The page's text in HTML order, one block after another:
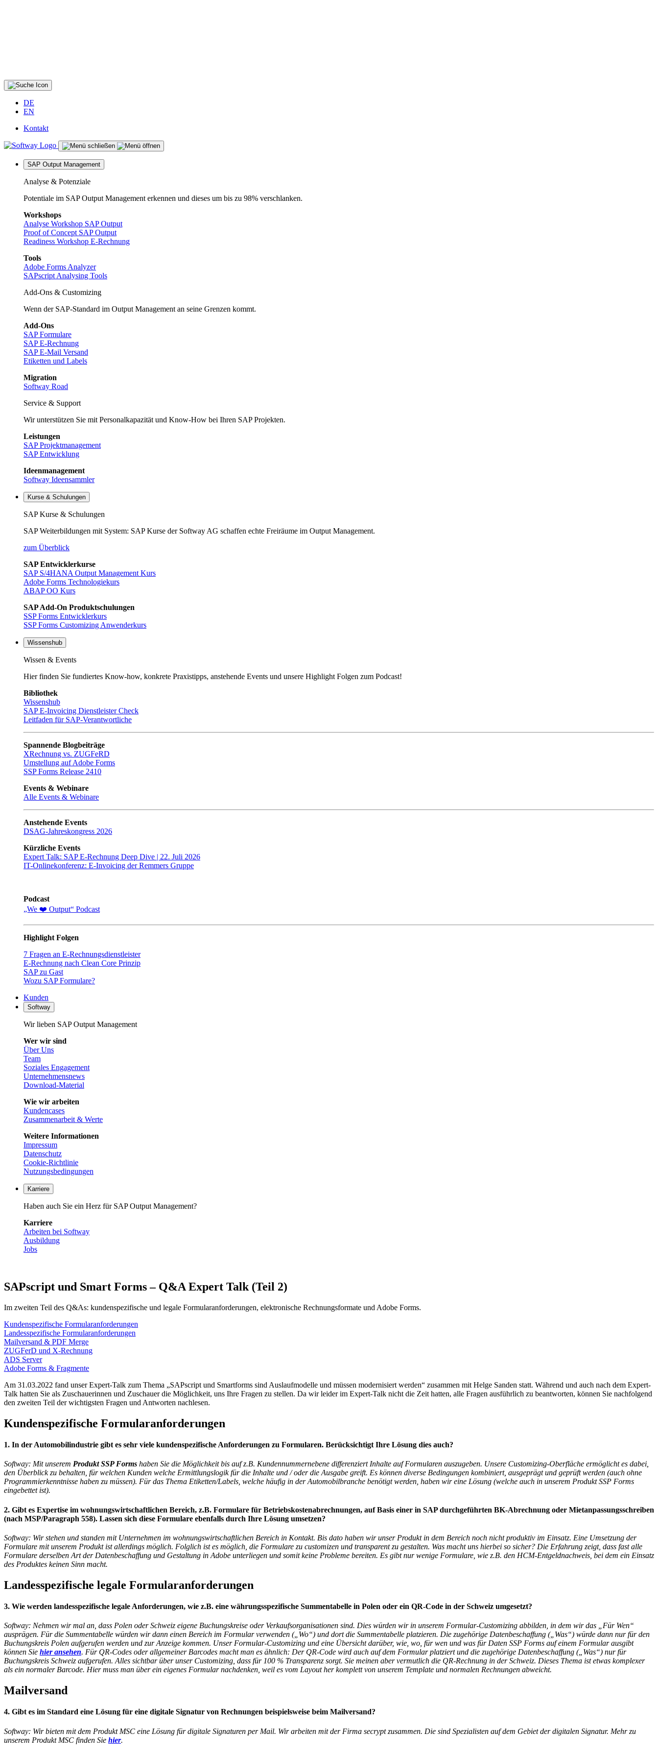
DE
EN
Kontakt
SAP Output Management
Analyse & Potenziale
Potentiale im SAP Output Management erkennen und dieses um bis zu 98% verschlanken.
Workshops
Analyse Workshop SAP Output
Proof of Concept SAP Output
Readiness Workshop E-Rechnung
Tools
Adobe Forms Analyzer
SAPscript Analysing Tools
Add-Ons & Customizing
Wenn der SAP-Standard im Output Management an seine Grenzen kommt.
Add-Ons
SAP Formulare
SAP E-Rechnung
SAP E-Mail Versand
Etiketten und Labels
Migration
Softway Road
Service & Support
Wir unterstützen Sie mit Personalkapazität und Know-How bei Ihren SAP Projekten.
Leistungen
SAP Projektmanagement
SAP Entwicklung
Ideenmanagement
Softway Ideensammler
Kurse & Schulungen
SAP Kurse & Schulungen
SAP Weiterbildungen mit System: SAP Kurse der Softway AG schaffen echte Freiräume im Output Management.
zum Überblick
SAP Entwicklerkurse
SAP S/4HANA Output Management Kurs
Adobe Forms Technologiekurs
ABAP OO Kurs
SAP Add-On Produktschulungen
SSP Forms Entwicklerkurs
SSP Forms Customizing Anwenderkurs
Wissenshub
Wissen & Events
Hier finden Sie fundiertes Know-how, konkrete Praxistipps, anstehende Events und unsere Highlight Folgen zum Podcast!
Bibliothek
Wissenshub
SAP E-Invoicing Dienstleister Check
Leitfaden für SAP-Verantwortliche
Spannende Blogbeiträge
XRechnung vs. ZUGFeRD
Umstellung auf Adobe Forms
SSP Forms Release 2410
Events & Webinare
Alle Events & Webinare
Anstehende Events
DSAG-Jahreskongress 2026
Kürzliche Events
Expert Talk: SAP E-Rechnung Deep Dive | 22. Juli 2026
IT-Onlinekonferenz: E-Invoicing der Remmers Gruppe
Podcast
„We ❤️ Output“ Podcast
Highlight Folgen
7 Fragen an E-Rechnungsdienstleister
E-Rechnung nach Clean Core Prinzip
SAP zu Gast
Wozu SAP Formulare?
Kunden
Softway
Wir lieben SAP Output Management
Wer wir sind
Über Uns
Team
Soziales Engagement
Unternehmensnews
Download-Material
Wie wir arbeiten
Kundencases
Zusammenarbeit & Werte
Weitere Informationen
Impressum
Datenschutz
Cookie-Richtlinie
Nutzungsbedingungen
Karriere
Haben auch Sie ein Herz für SAP Output Management?
Karriere
Arbeiten bei Softway
Ausbildung
Jobs
SAPscript und Smart Forms – Q&A Expert Talk (Teil 2)
Im zweiten Teil des Q&As: kundenspezifische und legale Formularanforderungen, elektronische Rechnungsformate und Adobe Forms.
Kundenspezifische Formularanforderungen
Landesspezifische Formularanforderungen
Mailversand & PDF Merge
ZUGFerD und X-Rechnung
ADS Server
Adobe Forms & Fragmente
Am 31.03.2022 fand unser Expert-Talk zum Thema „SAPscript und Smartforms sind Auslaufmodelle und müssen modernisiert werden“ zusammen mit Helge Sanden statt. Während und auch nach dem Expert-
Talk hatten Sie als Zuschauerinnen und Zuschauer die Möglichkeit, uns Ihre Fragen zu stellen. Da wir leider im Expert-Talk nicht die Zeit hatten, alle Fragen ausführlich zu beantworten, können Sie nachfolgend
den zweiten Teil der wichtigsten Fragen und Antworten nachlesen.
Kundenspezifische Formularanforderungen
1. In der Automobilindustrie gibt es sehr viele kundenspezifische Anforderungen zu Formularen. Berücksichtigt Ihre Lösung dies auch?
Softway: Mit unserem Produkt SSP Forms haben Sie die Möglichkeit bis auf z.B. Kundennummernebene differenziert Inhalte auf Formularen auszugeben. Unsere Customizing-Oberfläche ermöglicht es dabei,
den Überblick zu behalten, für welchen Kunden welche Ermittlungslogik für die Inhalte und / oder die Ausgabe greift. Es können diverse Bedingungen kombiniert, ausgeprägt und geprüft werden (auch ohne
Programmierkenntnisse haben zu müssen). Für das Thema Etiketten/Labels, welche häufig in der Automobilbranche benötigt werden, haben wir eine Lösung (welche auch in unserem Produkt SSP Forms
eingebettet ist).
2. Gibt es Expertise im wohnungswirtschaftlichen Bereich, z.B. Formulare für Betriebskostenabrechnungen, auf Basis einer in SAP durchgeführten BK-Abrechnung oder Mietanpassungsschreiben
(nach MSP/Paragraph 558). Lassen sich diese Formulare ebenfalls durch Ihre Lösung umsetzen?
Softway: Wir stehen und standen mit Unternehmen im wohnungswirtschaftlichen Bereich in Kontakt. Bis dato haben wir unser Produkt in dem Bereich noch nicht produktiv im Einsatz. Eine Umsetzung der
Formulare mit unserem Produkt ist allerdings möglich. Folglich ist es möglich, die Formulare zu customizen und transparent zu gestalten. Was macht uns hierbei so sicher? Die Erfahrung zeigt, dass fast alle
Formulare derselben Art der Datenbeschaffung und Gestaltung in Adobe unterliegen und somit keine Probleme bereiten. Es gibt nur wenige Formulare, wie z.B. den HCM-Entgeldnachweis, bei dem ein Einsatz
des Produktes keinen Sinn macht.
Landesspezifische legale Formularanforderungen
3. Wie werden landesspezifische legale Anforderungen, wie z.B. eine währungsspezifische Summentabelle in Polen oder ein QR-Code in der Schweiz umgesetzt?
Softway: Nehmen wir mal an, dass Polen oder Schweiz eigene Buchungskreise oder Verkaufsorganisationen sind. Dies würden wir in unserem Formular-Customizing abbilden, in dem wir das „Für Wen“
ausprägen. Für die Summentabelle würden wir dann einen Bereich im Formular verwenden („Wo“) und dort die Summentabelle platzieren. Die zugehörige Datenbeschaffung („Was“) würde dann nur für den
Buchungskreis Polen aufgerufen werden und zur Anzeige kommen. Unser Formular-Customizing und eine Übersicht darüber, wie, wo, für wen und was für Daten SSP Forms auf einem Formular ausgibt
können Sie hier ansehen. Für QR-Codes oder allgemeiner Barcodes macht man es ähnlich: Der QR-Code wird auch auf dem Formular platziert und die zugehörige Datenbeschaffung („Was“) nur für
Buchungskreis Schweiz aufgerufen. Alles sichtbar über unser Customizing, dass für 100 % Transparenz sorgt. Sie meinen aber vermutlich die QR-Rechnung in der Schweiz. Dieses Thema ist etwas komplexer
als ein normaler Barcode. Hier muss man über ein eigenes Formular nachdenken, weil es vom Layout her komplett von unserem Template und normalen Rechnungen abweicht.
Mailversand
4. Gibt es im Standard eine Lösung für eine digitale Signatur von Rechnungen beispielsweise beim Mailversand?
Softway: Wir bieten mit dem Produkt MSC eine Lösung für digitale Signaturen per Mail. Wir arbeiten mit der Firma secrypt zusammen. Die sind Spezialisten auf dem Gebiet der digitalen Signatur. Mehr zu
unserem Produkt MSC finden Sie hier.